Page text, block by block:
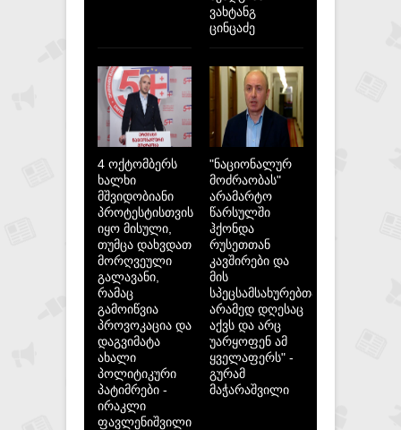
ვახტანგ
ცინცაძე
4 ოქტომბერს
ხალხი
მშვიდობიანი
პროტესტისთვის
იყო მისული,
თუმცა დახვდათ
მორღვეული
გალავანი,
რამაც
გამოიწვია
პროვოკაცია და
დაგვიმატა
ახალი
პოლიტიკური
პატიმრები -
ირაკლი
ფავლენიშვილი
"ნაციონალურ
მოძრაობას"
არამარტო
წარსულში
ჰქონდა
რუსეთთან
კავშირები და
მის
სპეცსამსახურებთან,
არამედ დღესაც
აქვს და არც
უარყოფენ ამ
ყველაფერს" -
გურამ
მაჭარაშვილი